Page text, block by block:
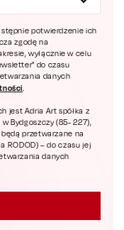
potwierdzenie ich
zgodę na
wyłącznie w celu
do czasu
danych
.
jest Adria Art spółka z
Bydgoszczy (85- 227),
przetwarzane na
RODOD) – do czasu jej
danych